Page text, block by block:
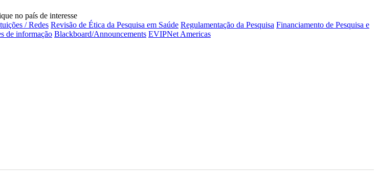
no país de interesse
/ Redes Revisão de Ética da Pesquisa em Saúde Regulamentação da Pesquisa Financiamento de Pesquisa e
de informação Blackboard/Announcements EVIPNet Americas